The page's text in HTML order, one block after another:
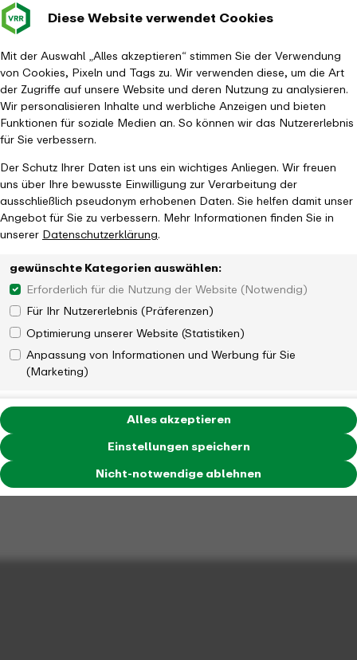
Diese Website verwendet Cookies
Mit der Auswahl „Alles akzeptieren“ stimmen Sie der Verwendung
von Cookies, Pixeln und Tags zu. Wir verwenden diese, um die Art
der Zugriffe auf unsere Website und deren Nutzung zu analysieren.
Wir personalisieren Inhalte und werbliche Anzeigen und bieten
Funktionen für soziale Medien an. So können wir das Nutzererlebnis
für Sie verbessern.
Der Schutz Ihrer Daten ist uns ein wichtiges Anliegen. Wir freuen
uns über Ihre bewusste Einwilligung zur Verarbeitung der
ausschließlich pseudonym erhobenen Daten. Sie helfen damit unser
Angebot für Sie zu verbessern. Mehr Informationen finden Sie in
unsererDatenschutzerklärung.
gewünschte Kategorien auswählen:
Erforderlich für die Nutzung der Website (Notwendig)
Für Ihr Nutzererlebnis (Präferenzen)
Optimierung unserer Website (Statistiken)
Anpassung von Informationen und Werbung für Sie
(Marketing)
Einstellungen speichern
Nicht-notwendige ablehnen
Alles akzeptieren
Verkehrsverbund Baustellen im
Leichte
Startseite Aktuelles
Newsroom
Brückenarbeiten über die A 40 bei Mülheim